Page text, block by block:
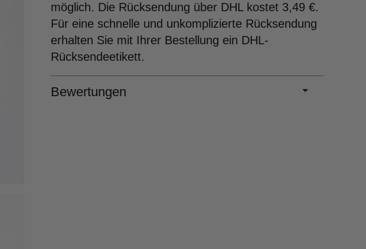
möglich. Die Rücksendung über DHL kostet 3,49 €.
Für eine schnelle und unkomplizierte Rücksendung
erhalten Sie mit Ihrer Bestellung ein DHL-
Rücksendeetikett.
Bewertungen